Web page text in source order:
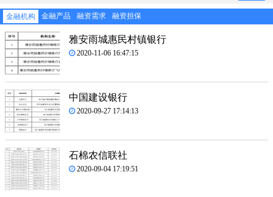
金融机构 金融产品 融资需求 融资担保
雅安雨城惠民村镇银行
2020-11-06 16:47:15
中国建设银行
2020-09-27 17:14:13
石棉农信联社
2020-09-04 17:19:51